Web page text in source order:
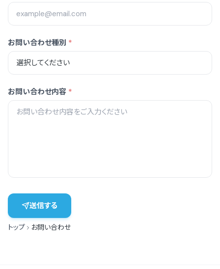
お問い合わせ種別 *
お問い合わせ内容 *
送信する
トップ お問い合わせ